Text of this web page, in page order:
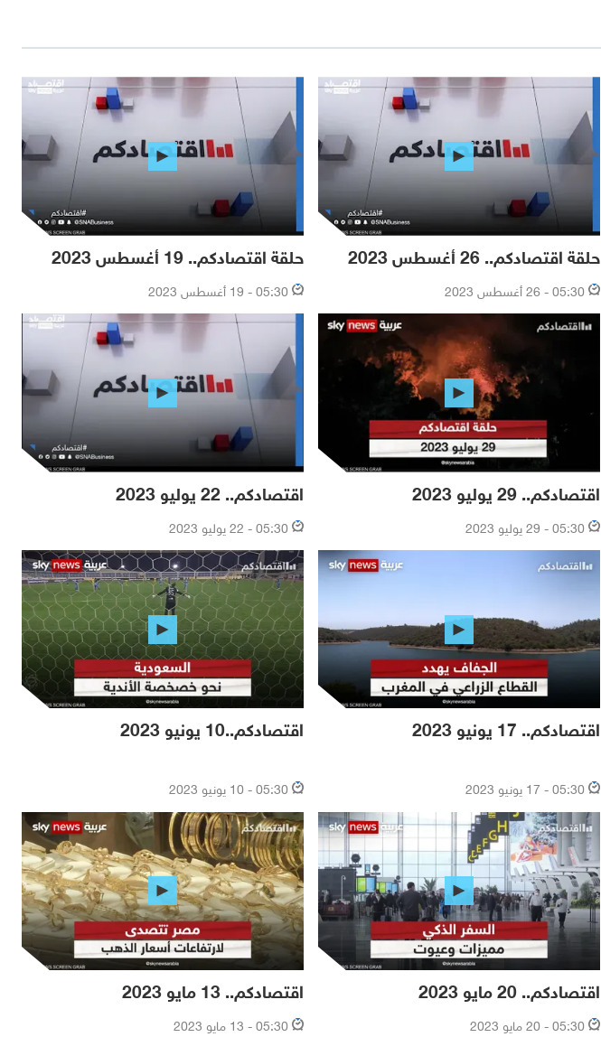
حلقة اقتصادكم.. 26 أغسطس 2023
05:30 - 26 أغسطس 2023
حلقة اقتصادكم.. 19 أغسطس 2023
05:30 - 19 أغسطس 2023
اقتصادكم.. 29 يوليو 2023
05:30 - 29 يوليو 2023
اقتصادكم.. 22 يوليو 2023
05:30 - 22 يوليو 2023
اقتصادكم.. 17 يونيو 2023
05:30 - 17 يونيو 2023
اقتصادكم..10 يونيو 2023
05:30 - 10 يونيو 2023
اقتصادكم.. 20 مايو 2023
05:30 - 20 مايو 2023
اقتصادكم.. 13 مايو 2023
05:30 - 13 مايو 2023